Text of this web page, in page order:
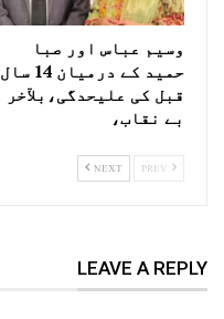
وسیم عباس اور صبا
حمید کے درمیان 14 سال
قبل کی علیحدگی،بلآخر
بے نقاب،
NEXT
LEAVE A REPLY